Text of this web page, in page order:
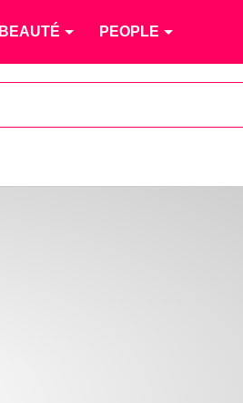
BEAUTÉ PEOPLE